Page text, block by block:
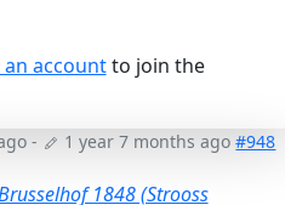
an accountto join the
- 1 year 7 months ago #948
1848 (Strooss